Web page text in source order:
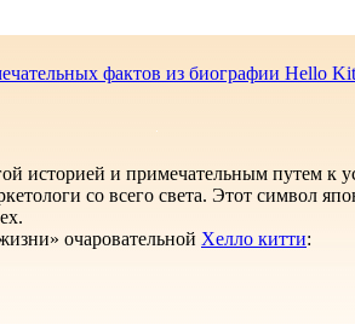
фактов из биографии Hello
историей и примечательным путем к
со всего света. Этот символ
очаровательной Хелло китти: